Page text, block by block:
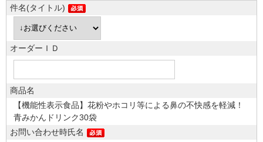
件名(タイトル)
オーダーＩＤ
商品名
【機能性表示食品】花粉やホコリ等による鼻の不快感を軽減！
青みかんドリンク30袋
お問い合わせ時氏名